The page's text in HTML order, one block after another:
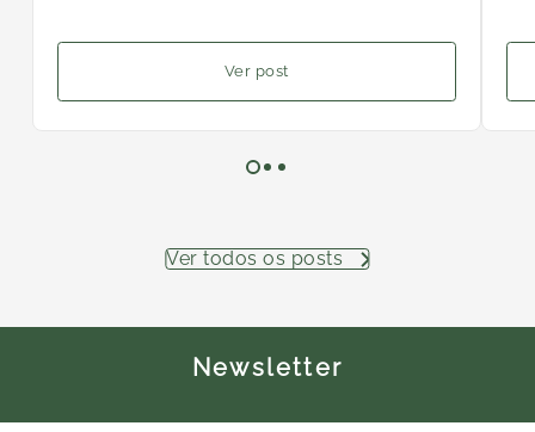
Ver todos os posts
Ver post
Newsletter